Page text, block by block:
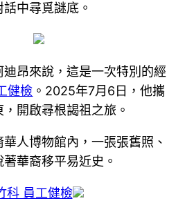
中尋覓謎底。
迪昂來說，這是一次特別的經
健檢 。2025年7月6日，他攜
開啟尋根謁祖之旅。
人博物館內，一張張舊照、
華裔移平易近史。
科 員工健檢